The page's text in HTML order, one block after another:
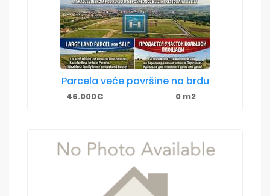
Parcela veće površine na brdu
46.000€ 0 m2